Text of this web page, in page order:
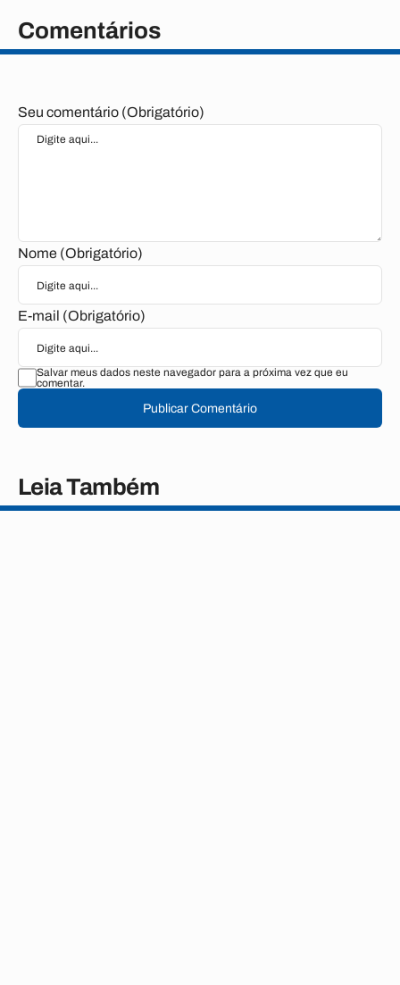
Comentários
Seu comentário (Obrigatório)
Nome (Obrigatório)
E-mail (Obrigatório)
Salvar meus dados neste navegador para a próxima vez que eu
comentar.
Publicar Comentário
Leia Também